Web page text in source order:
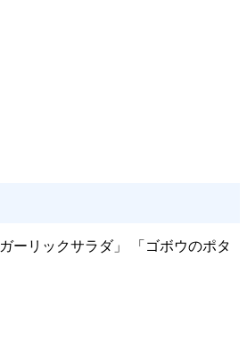
ーリックサラダ」 「ゴボウのポタ